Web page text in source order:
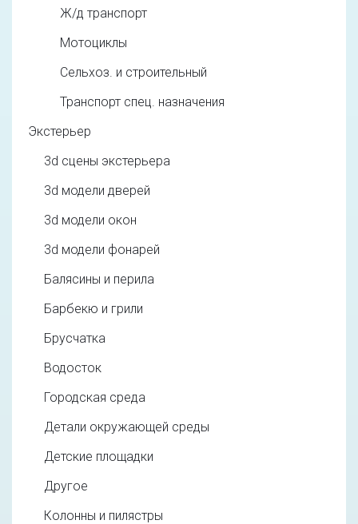
Ж/д транспорт
Мотоциклы
Сельхоз. и строительный
Транспорт спец. назначения
Экстерьер
3d cцены экстерьера
3d модели дверей
3d модели окон
3d модели фонарей
Балясины и перила
Барбекю и грили
Брусчатка
Водосток
Городская среда
Детали окружающей среды
Детские площадки
Другое
Колонны и пилястры